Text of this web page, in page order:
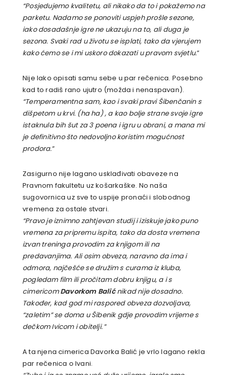
“Posjedujemo kvalitetu, ali nikako da to i pokažemo na
parketu. Nadamo se ponoviti uspjeh prošle sezone,
iako dosadašnje igre ne ukazuju na to, ali duga je
sezona. Svaki rad u životu se isplati, tako da vjerujem
kako ćemo se i mi uskoro dokazati u pravom svjetlu.”
Nije lako opisati samu sebe u par rečenica. Posebno
kad to radiš rano ujutro (možda i nenaspavan).
“Temperamentna sam, kao i svaki pravi Šibenčanin s
dišpetom u krvi. (ha ha) , a kao bolje strane svoje igre
istaknula bih šut za 3 poena i igru u obrani, a mana mi
je definitivno što nedovoljno koristim mogućnost
prodora.”
Zasigurno nije lagano usklađivati obaveze na
Pravnom fakultetu uz košarkaške. No naša
sugovornica uz sve to uspije pronaći i slobodnog
vremena za ostale stvari.
“Pravo je iznimno zahtjevan studij i iziskuje jako puno
vremena za pripremu ispita, tako da dosta vremena
izvan treninga provodim za knjigom ili na
predavanjima. Ali osim obveza, naravno da ima i
odmora, najčešće se družim s curama iz kluba,
pogledam film ili pročitam dobru knjigu, a i s
cimericomDavorkom Balićnikad nije dosadno.
Također, kad god mi raspored obveza dozvoljava,
“zaletim” se doma u Šibenik gdje provodim vrijeme s
dečkom Ivicom i obitelji.”
A ta njena cimerica Davorka Balić je vrlo lagano rekla
par rečenica o Ivani.